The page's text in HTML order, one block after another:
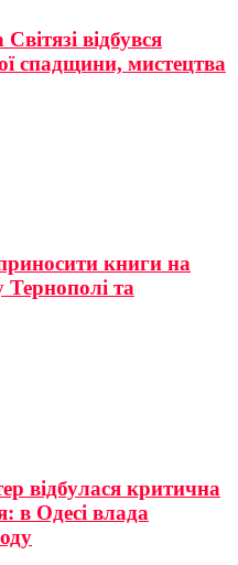
відбувся
спадщини, мистецтва
книги на
та
відбулася критична
в Одесі влада